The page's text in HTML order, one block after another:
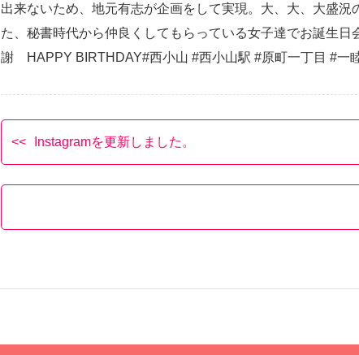
出来ないため、地元有志が企画をして実現。大、大、大盛
た、秘書時代から仲良くしてもらっている女子達でお誕生
謝 HAPPY BIRTHDAY#西小山 #西小山駅 #原町一丁目 #一
Instagramを更新しました。